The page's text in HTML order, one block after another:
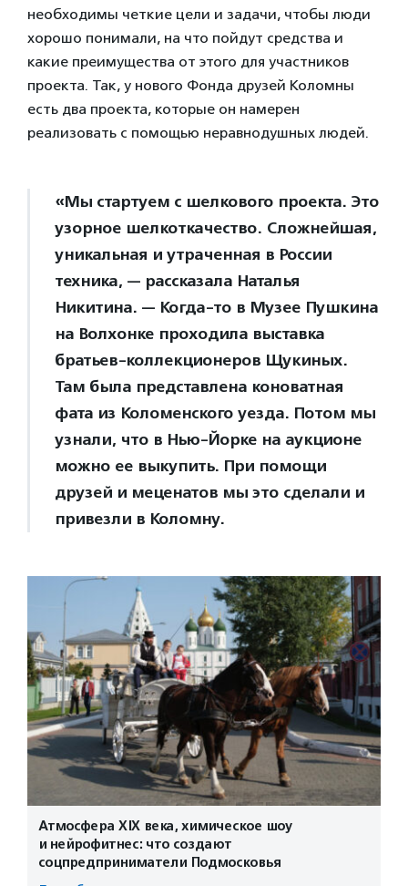
необходимы четкие цели и задачи, чтобы люди
хорошо понимали, на что пойдут средства и
какие преимущества от этого для участников
проекта. Так, у нового Фонда друзей Коломны
есть два проекта, которые он намерен
реализовать с помощью неравнодушных людей.
«Мы стартуем с шелкового проекта. Это
узорное шелкоткачество. Сложнейшая,
уникальная и утраченная в России
техника, — рассказала Наталья
Никитина. — Когда-то в Музее Пушкина
на Волхонке проходила выставка
братьев-коллекционеров Щукиных.
Там была представлена коноватная
фата из Коломенского уезда. Потом мы
узнали, что в Нью-Йорке на аукционе
можно ее выкупить. При помощи
друзей и меценатов мы это сделали и
привезли в Коломну.
Атмосфера XIX века, химическое шоу
и нейрофитнес: что создают
соцпредприниматели Подмосковья